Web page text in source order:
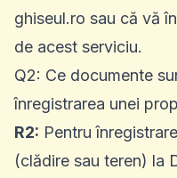
ghiseul.ro sau că vă
de acest serviciu.
Q2: Ce documente
înregistrarea unei
R2: Pentru
(clădire sau teren) la